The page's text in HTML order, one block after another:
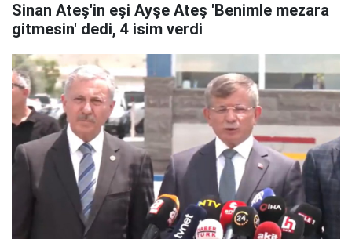
Sinan Ateş'in eşi Ayşe Ateş 'Benimle mezara
gitmesin' dedi, 4 isim verdi